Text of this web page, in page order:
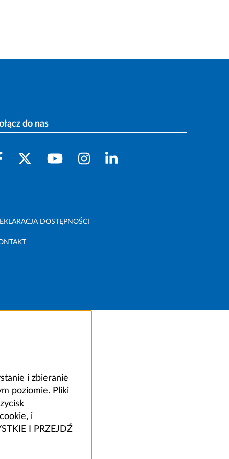
do nas
DOSTĘPNOŚCI
i zbieranie
poziomie. Pliki
i
I PRZEJDŹ